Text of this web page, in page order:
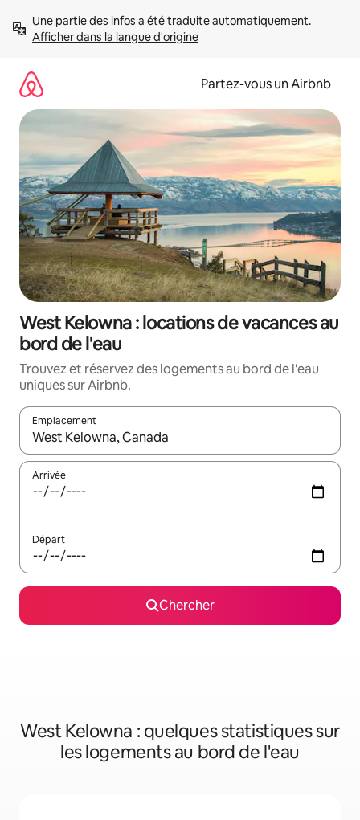
directement
Afficher dans la langue d'origine
Partez-vous un Airbnb
West Kelowna : locations de vacances au
bord de l'eau
Trouvez et réservez des logements au bord de l'eau
uniques sur Airbnb.
Emplacement
Quand les résultats sont affichés, parcourez-les en utilisant
Arrivée
Départ
Chercher
West Kelowna : quelques statistiques sur
les logements au bord de l'eau